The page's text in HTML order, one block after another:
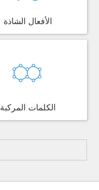
الأفعال الشاذة
الكلمات المركبة